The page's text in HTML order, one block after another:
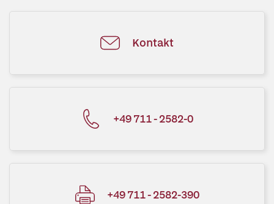
Kontakt
+49 711 - 2582-0
+49 711 - 2582-390